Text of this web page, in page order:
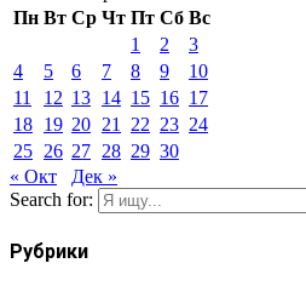
Пн Вт Ср Чт Пт Сб Вс
1
2
3
4
5 6 7 8 9
10
11
12 13 14 15 16 17
18 19 20 21 22 23 24
25 26 27 28 29 30
« Окт
Дек »
Search for:
Рубрики